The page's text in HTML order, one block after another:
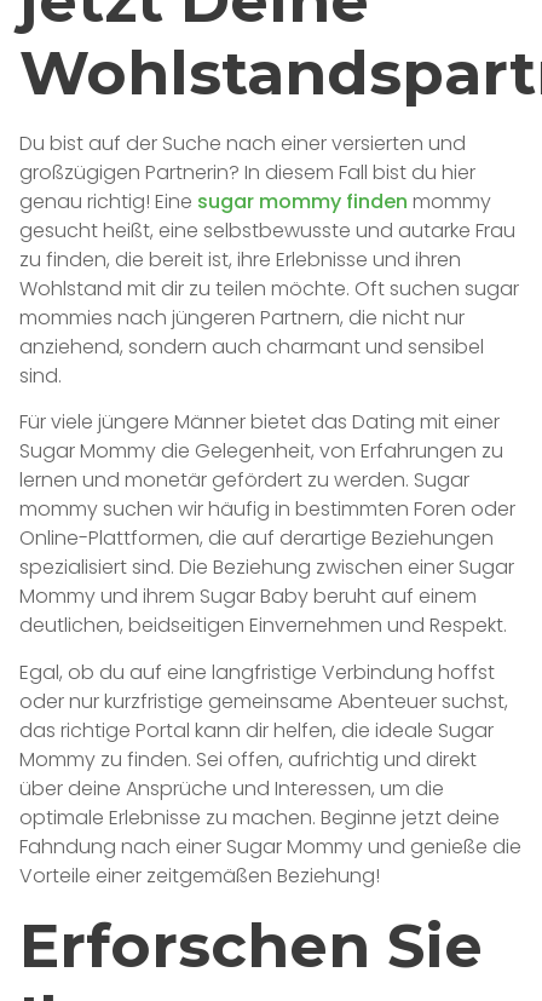
Du bist auf der Suche nach einer versierten und
großzügigen Partnerin? In diesem Fall bist du hier
genau richtig! Eine sugar mommy finden mommy
gesucht heißt, eine selbstbewusste und autarke Frau
zu finden, die bereit ist, ihre Erlebnisse und ihren
Wohlstand mit dir zu teilen möchte. Oft suchen sugar
mommies nach jüngeren Partnern, die nicht nur
anziehend, sondern auch charmant und sensibel
sind.
Für viele jüngere Männer bietet das Dating mit einer
Sugar Mommy die Gelegenheit, von Erfahrungen zu
lernen und monetär gefördert zu werden. Sugar
mommy suchen wir häufig in bestimmten Foren oder
Online-Plattformen, die auf derartige Beziehungen
spezialisiert sind. Die Beziehung zwischen einer Sugar
Mommy und ihrem Sugar Baby beruht auf einem
deutlichen, beidseitigen Einvernehmen und Respekt.
Egal, ob du auf eine langfristige Verbindung hoffst
oder nur kurzfristige gemeinsame Abenteuer suchst,
das richtige Portal kann dir helfen, die ideale Sugar
Mommy zu finden. Sei offen, aufrichtig und direkt
über deine Ansprüche und Interessen, um die
optimale Erlebnisse zu machen. Beginne jetzt deine
Fahndung nach einer Sugar Mommy und genieße die
Vorteile einer zeitgemäßen Beziehung!
Erforschen Sie